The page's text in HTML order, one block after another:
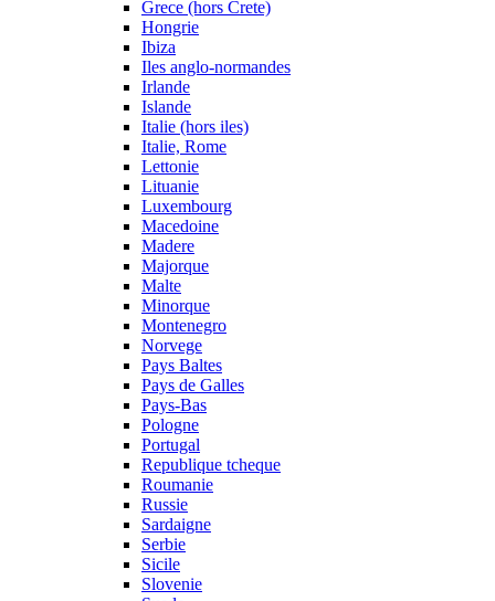
Grece (hors Crete)
Hongrie
Ibiza
Iles anglo-normandes
Irlande
Islande
Italie (hors iles)
Italie, Rome
Lettonie
Lituanie
Luxembourg
Macedoine
Madere
Majorque
Malte
Minorque
Montenegro
Norvege
Pays Baltes
Pays de Galles
Pays-Bas
Pologne
Portugal
Republique tcheque
Roumanie
Russie
Sardaigne
Serbie
Sicile
Slovenie